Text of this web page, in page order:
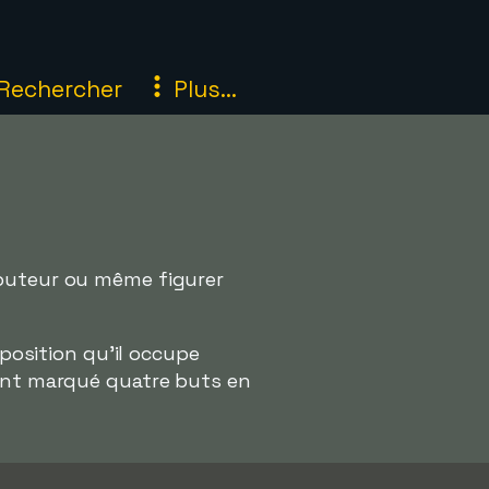
Plus...
ou même figurer
qu'il occupe
marqué quatre buts en